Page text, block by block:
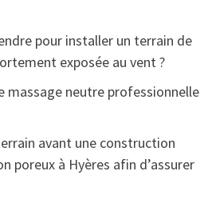
pour installer un terrain de
exposée au vent ?
massage neutre professionnelle
avant une construction
poreux à Hyères afin d’assurer